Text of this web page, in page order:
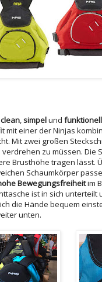
clean,simpelund funktionell
einer der Ninjas
Mit zwei großen
zu müssen.
Brusthöhe tragen lässt.
Schaumkörper
Bewegungsfreiheitim
ist in sich unterteilt
die Hände bequem
unten.